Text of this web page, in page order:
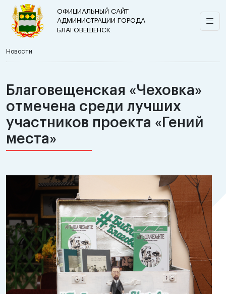
ОФИЦИАЛЬНЫЙ САЙТ
АДМИНИСТРАЦИИ ГОРОДА
БЛАГОВЕЩЕНСК
Новости
Благовещенская «Чеховка»
отмечена среди лучших
участников проекта «Гений
места»